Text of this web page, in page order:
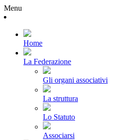
Menu
Home
La Federazione
Gli organi associativi
La struttura
Lo Statuto
Associarsi